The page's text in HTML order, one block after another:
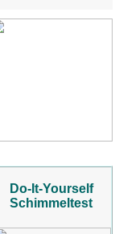
Do-It-Yourself
Schimmeltest